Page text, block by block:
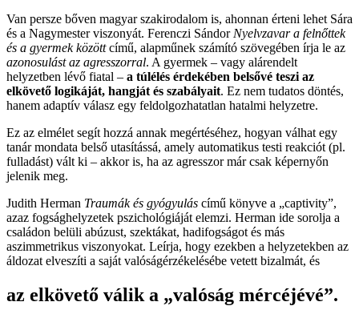
Van persze bőven magyar szakirodalom is, ahonnan érteni lehet Sára
és a Nagymester viszonyát. Ferenczi SándorNyelvzavar a felnőttek
és a gyermek közöttcímű, alapműnek számító szövegében írja le az
azonosulást az agresszorral. A gyermek – vagy alárendelt
helyzetben lévő fiatal – a túlélés érdekében belsővé teszi az
elkövető logikáját, hangját és szabályait. Ez nem tudatos döntés,
hanem adaptív válasz egy feldolgozhatatlan hatalmi helyzetre.
Ez az elmélet segít hozzá annak megértéséhez, hogyan válhat egy
tanár mondata belső utasítássá, amely automatikus testi reakciót (pl.
fulladást) vált ki – akkor is, ha az agresszor már csak képernyőn
jelenik meg.
Judith Herman Traumák és gyógyulás című könyve a „captivity”,
azaz fogsághelyzetek pszichológiáját elemzi. Herman ide sorolja a
családon belüli abúzust, szektákat, hadifogságot és más
aszimmetrikus viszonyokat. Leírja, hogy ezekben a helyzetekben az
áldozat elveszíti a saját valóságérzékelésébe vetett bizalmát, és
az elkövető válik a „valóság mércéjévé”.